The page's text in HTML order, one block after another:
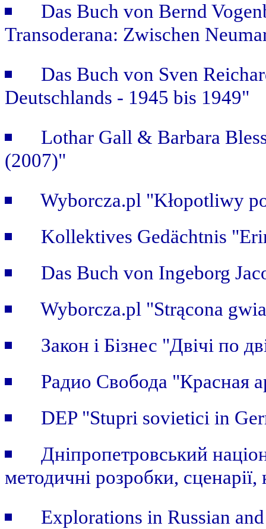
Das Buch von Bernd
Transoderana: Zwischen
Das Buch von Sven
Deutschlands - 1945 bis 1949"
Lothar Gall & Barbara
(2007)"
Wyborcza.pl "Kłopotliwy
Kollektives Gedächtnis
Das Buch von Ingeborg
Wyborcza.pl "Strącona
Закон i Бiзнес "Двічі по
Радио Свобода "Красная
DEP "Stupri sovietici in
Дніпропетровський
методичні розробки,
Explorations in Russian